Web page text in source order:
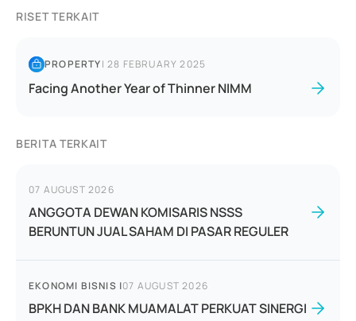
RISET TERKAIT
PROPERTY|28 FEBRUARY 2025
Facing Another Year of Thinner NIMM
BERITA TERKAIT
07 AUGUST 2026
ANGGOTA DEWAN KOMISARIS NSSS
BERUNTUN JUAL SAHAM DI PASAR REGULER
EKONOMI BISNIS |07 AUGUST 2026
BPKH DAN BANK MUAMALAT PERKUAT SINERGI